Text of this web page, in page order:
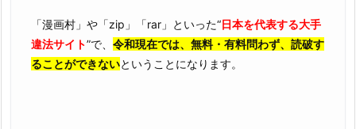
「漫画村」や「zip」「rar」といった“日本を代表する大手
違法サイト”で、 令和現在では、無料・有料問わず、読破す
ることができないということになります。